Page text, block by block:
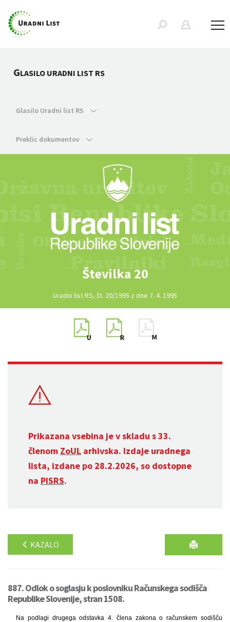
GLASILO URADNI LIST RS
Glasilo Uradni list RS
Preklic dokumentov
Številka 20
Uradni list RS, št. 20/1995 z dne 7. 4. 1995
Prikazana vsebina je v skladu s 33.
členom ZoUL arhivska. Izdaje uradnega
lista, izdane po 28.2.2026, so dostopne
na PISRS.
KAZALO
887. Odlok o soglasju k poslovniku Računskega sodišča
Republike Slovenije, stran 1508.
Na podlagi drugega odstavka 4. člena zakona o računskem sodišču